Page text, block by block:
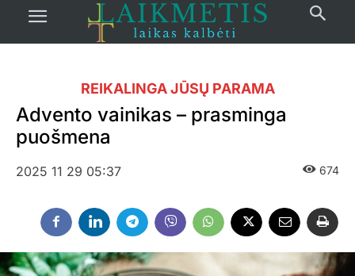
REIKALINGA JŪSŲ PARAMA
Advento vainikas – prasminga
puošmena
2025 11 29 05:37 674